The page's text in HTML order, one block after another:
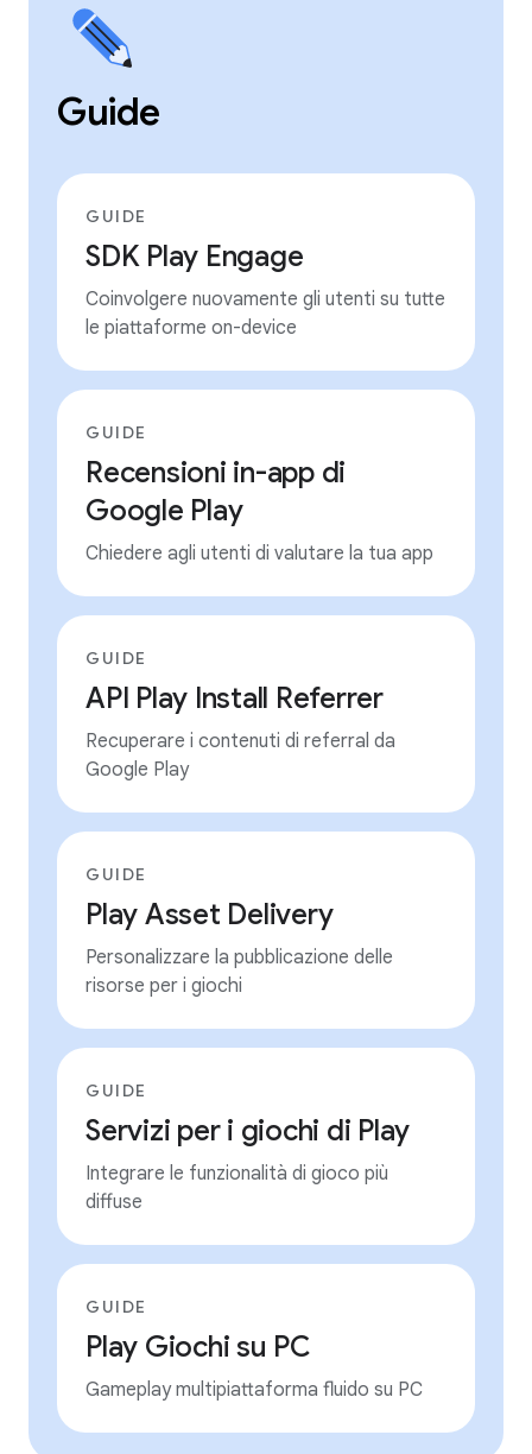
Guide
GUIDE
SDK Play Engage
Coinvolgere nuovamente gli utenti su tutte
le piattaforme on-device
GUIDE
Recensioni in-app di
Google Play
Chiedere agli utenti di valutare la tua app
GUIDE
API Play Install Referrer
Recuperare i contenuti di referral da
Google Play
GUIDE
Play Asset Delivery
Personalizzare la pubblicazione delle
risorse per i giochi
GUIDE
Servizi per i giochi di Play
Integrare le funzionalità di gioco più
diffuse
GUIDE
Play Giochi su PC
Gameplay multipiattaforma fluido su PC